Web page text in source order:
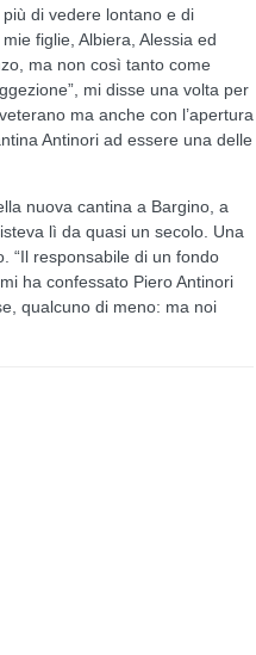
di vedere lontano e di
figlie, Albiera, Alessia ed
ma non così tanto come
mi disse una volta per
ma anche con l’apertura
Antinori ad essere una delle
nuova cantina a Bargino, a
lì da quasi un secolo. Una
“Il responsabile di un fondo
ha confessato Piero Antinori
qualcuno di meno: ma noi